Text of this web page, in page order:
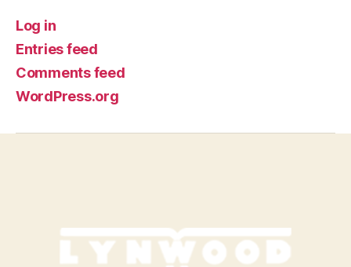
Log in
Entries feed
Comments feed
WordPress.org